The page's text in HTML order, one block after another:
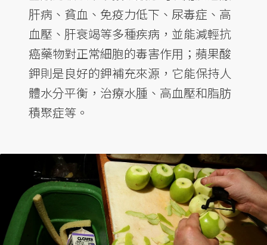
肝病、貧血、免疫力低下、尿毒症、高
血壓、肝衰竭等多種疾病，並能減輕抗
癌藥物對正常細胞的毒害作用；蘋果酸
鉀則是良好的鉀補充來源，它能保持人
體水分平衡，治療水腫、高血壓和脂肪
積聚症等。